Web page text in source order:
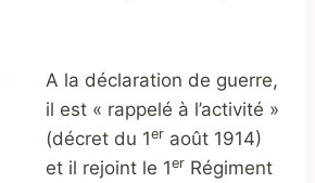
A la déclaration de guerre,
il est « rappelé à l’activité »
(décret du 1er août 1914)
et il rejoint le 1er Régiment